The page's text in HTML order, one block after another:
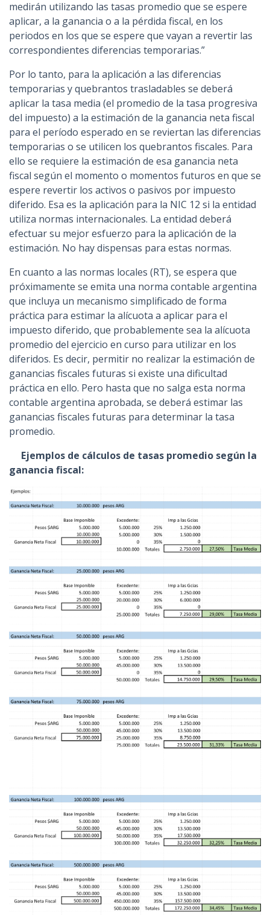
medirán utilizando las tasas promedio que se espere
aplicar, a la ganancia o a la pérdida fiscal, en los
periodos en los que se espere que vayan a revertir las
correspondientes diferencias temporarias.”
Por lo tanto, para la aplicación a las diferencias
temporarias y quebrantos trasladables se deberá
aplicar la tasa media (el promedio de la tasa progresiva
del impuesto) a la estimación de la ganancia neta fiscal
para el período esperado en se reviertan las diferencias
temporarias o se utilicen los quebrantos fiscales. Para
ello se requiere la estimación de esa ganancia neta
fiscal según el momento o momentos futuros en que se
espere revertir los activos o pasivos por impuesto
diferido. Esa es la aplicación para la NIC 12 si la entidad
utiliza normas internacionales. La entidad deberá
efectuar su mejor esfuerzo para la aplicación de la
estimación. No hay dispensas para estas normas.
En cuanto a las normas locales (RT), se espera que
próximamente se emita una norma contable argentina
que incluya un mecanismo simplificado de forma
práctica para estimar la alícuota a aplicar para el
impuesto diferido, que probablemente sea la alícuota
promedio del ejercicio en curso para utilizar en los
diferidos. Es decir, permitir no realizar la estimación de
ganancias fiscales futuras si existe una dificultad
práctica en ello. Pero hasta que no salga esta norma
contable argentina aprobada, se deberá estimar las
ganancias fiscales futuras para determinar la tasa
promedio.
Ejemplos de cálculos de tasas promedio según la
ganancia fiscal: